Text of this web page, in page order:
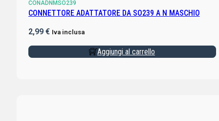
CONADNMSO239
CONNETTORE ADATTATORE DA SO239 A N MASCHIO
2,99 € Iva inclusa
Aggiungi al carrello